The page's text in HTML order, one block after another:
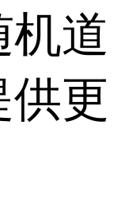
道
供更